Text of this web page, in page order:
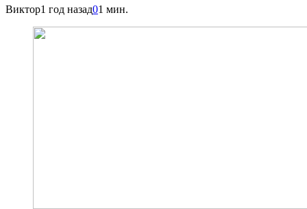
Виктор1 год назад01 мин.